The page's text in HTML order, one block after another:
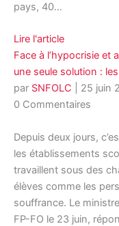
pays, 40…
Lire l'article
Face à l’hypocrisie et
une seule solution :
par SNFOLC 25 juin
0 Commentaires
Depuis deux jours,
les établissements
travaillent sous des
élèves comme les
souffrance. Le
FP-FO le 23 juin,